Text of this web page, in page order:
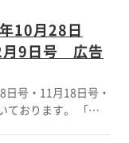
シリーズ）・切
ズ）・液体管理用
計・レーザー式液
アルコール用エア
シリーズ）・災害
ズ・EDOシリー
ズ）と商品のライン
ます。同時に弊社
10月28日
月9日号 広告
号・11月18日号・
ります。 「ド
しませんか？使用